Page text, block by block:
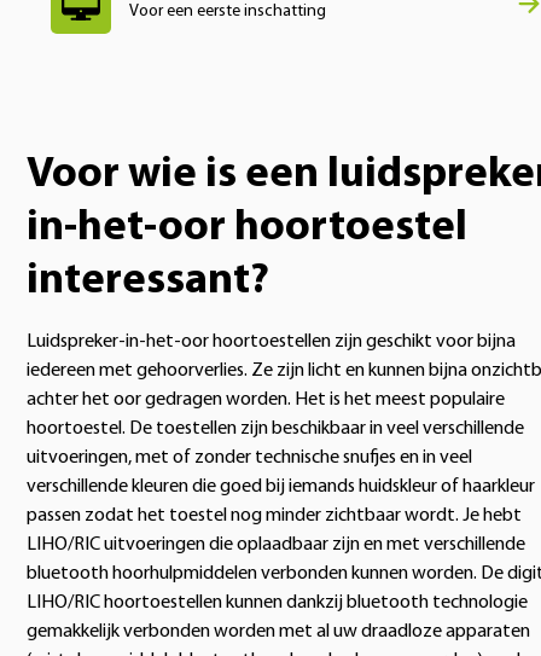
Voor een eerste inschatting
Voor wie is een
in-het-oor hoortoestel
interessant?
Luidspreker-in-het-oor hoortoestellen zijn geschikt voor bijna
iedereen met gehoorverlies. Ze zijn licht en kunnen bijna
achter het oor gedragen worden. Het is het meest populaire
hoortoestel. De toestellen zijn beschikbaar in veel verschillende
uitvoeringen, met of zonder technische snufjes en in veel
verschillende kleuren die goed bij iemands huidskleur of haarkleur
passen zodat het toestel nog minder zichtbaar wordt. Je hebt
LIHO/RIC uitvoeringen die oplaadbaar zijn en met verschillende
bluetooth hoorhulpmiddelen verbonden kunnen worden. De
LIHO/RIC hoortoestellen kunnen dankzij bluetooth technologie
gemakkelijk verbonden worden met al uw draadloze apparaten